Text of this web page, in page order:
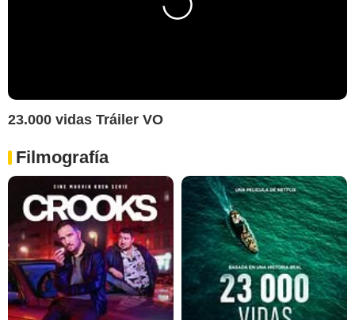
23.000 vidas Tráiler VO
Filmografía